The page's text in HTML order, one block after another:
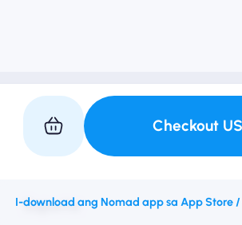
Checkout
Suporta
I-download ang Nomad app sa App Store /